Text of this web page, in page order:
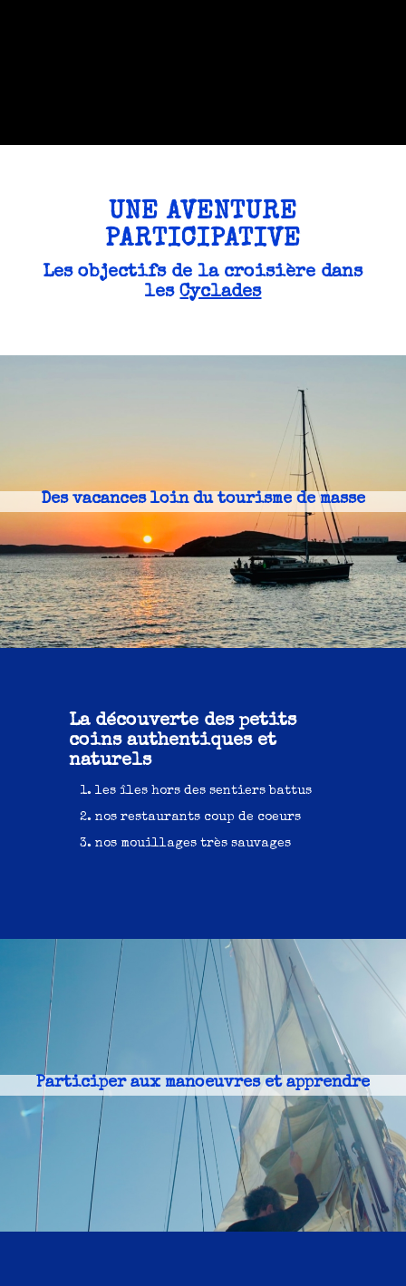
UNE AVENTURE
PARTICIPATIVE
Les objectifs de la croisière dans
lesCyclades
La découverte des petits
coins authentiques et
naturels
les îles hors des sentiers battus
nos restaurants coup de coeurs
nos mouillages très sauvages
Des vacances loin du tourisme de masse
Participer aux manoeuvres et apprendre